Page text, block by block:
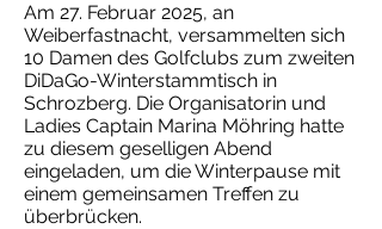
Am 27. Februar 2025, an
Weiberfastnacht, versammelten sich
10 Damen des Golfclubs zum zweiten
DiDaGo-Winterstammtisch in
Schrozberg. Die Organisatorin und
Ladies Captain Marina Möhring hatte
zu diesem geselligen Abend
eingeladen, um die Winterpause mit
einem gemeinsamen Treffen zu
überbrücken.